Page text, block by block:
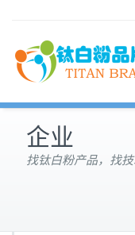
企业
找钛白粉产品，找